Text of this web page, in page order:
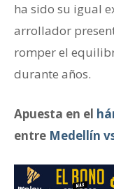
ha sido su igual
arrollador
romper el
durante años.
Apuesta en el
entre Medellín